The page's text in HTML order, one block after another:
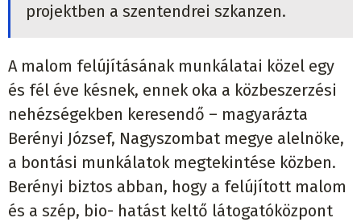
projektben a szentendrei szkanzen.
A malom felújításának munkálatai közel egy
és fél éve késnek, ennek oka a közbeszerzési
nehézségekben keresendő – magyarázta
Berényi József, Nagyszombat megye alelnöke,
a bontási munkálatok megtekintése közben.
Berényi biztos abban, hogy a felújított malom
és a szép, bio- hatást keltő látogatóközpont